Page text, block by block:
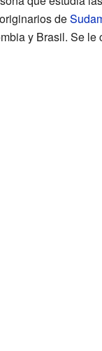
de
y Brasil. Se le